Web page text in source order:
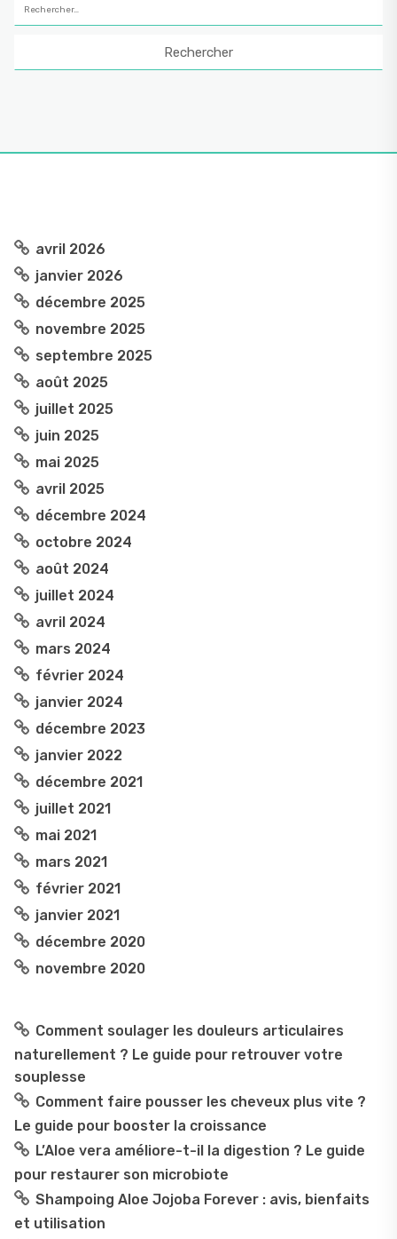
avril 2026
janvier 2026
décembre 2025
novembre 2025
septembre 2025
août 2025
juillet 2025
juin 2025
mai 2025
avril 2025
décembre 2024
octobre 2024
août 2024
juillet 2024
avril 2024
mars 2024
février 2024
janvier 2024
décembre 2023
janvier 2022
décembre 2021
juillet 2021
mai 2021
mars 2021
février 2021
janvier 2021
décembre 2020
novembre 2020
Comment soulager les douleurs articulaires
naturellement ? Le guide pour retrouver votre
souplesse
Comment faire pousser les cheveux plus vite ?
Le guide pour booster la croissance
L’Aloe vera améliore-t-il la digestion ? Le guide
pour restaurer son microbiote
Shampoing Aloe Jojoba Forever : avis, bienfaits
et utilisation